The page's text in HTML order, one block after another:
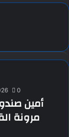
0
مرونة